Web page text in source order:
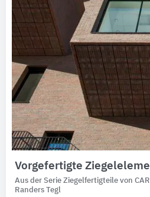
Vorgefertigte
Aus der Serie Ziegelfertigteile von
Randers Tegl